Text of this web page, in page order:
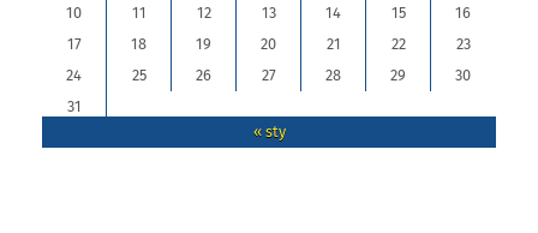
10
11 12 13 14 15
16
17
18 19 20 21 22
23
24
25 26 27 28 29
30
31
« sty